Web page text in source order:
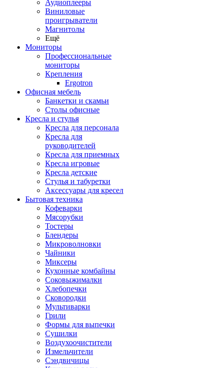
Аудиоплееры
Виниловые
проигрыватели
Магнитолы
Ещё
Мониторы
Профессиональные
мониторы
Крепления
Ergotron
Офисная мебель
Банкетки и скамьи
Столы офисные
Кресла и стулья
Кресла для персонала
Кресла для
руководителей
Кресла для приемных
Кресла игровые
Кресла детские
Стулья и табуретки
Аксессуары для кресел
Бытовая техника
Кофеварки
Мясорубки
Тостеры
Блендеры
Микроволновки
Чайники
Миксеры
Кухонные комбайны
Соковыжималки
Хлебопечки
Сковородки
Мультиварки
Грили
Формы для выпечки
Сушилки
Воздухоочистители
Измельчители
Сэндвичицы